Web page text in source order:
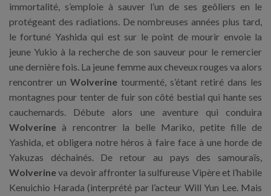
immortalité, s’emploie à sauver l’un de ses geôliers en le
protégeant des radiations. De nombreuses années plus tard,
le fortuné Yashida qui est sur le point de mourir envoie la
jeune Yukio à la recherche de son sauveur pour le remercier
une dernière fois. La jeune femme aux cheveux rouges va alors
rencontrer un Wolverine tourmenté, s’étant retiré dans les
montagnes pour tenter de fuir son côté bestial qui hante ses
cauchemards. Débute alors une aventure qui conduira
Wolverine à rencontrer la belle Mariko, petite fille de
Yashida, et obligera notre héros à faire face à une horde de
Yakuzas déchainés. De retour au pays des samouraïs,
Wolverineva devoir affronter la sulfureuse Vipère et l’habile
Kenuichio Harada (interprété par l’acteur Will Yun Lee. Mais